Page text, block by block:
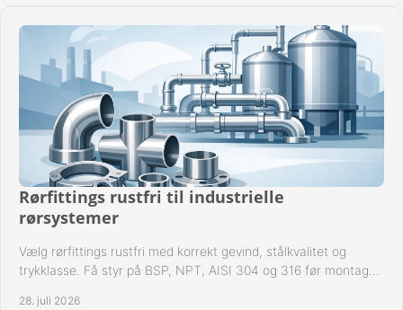
Rørfittings rustfri til industrielle
rørsystemer
Vælg rørfittings rustfri med korrekt gevind, stålkvalitet og
trykklasse. Få styr på BSP, NPT, AISI 304 og 316 før montage
28. juli 2026